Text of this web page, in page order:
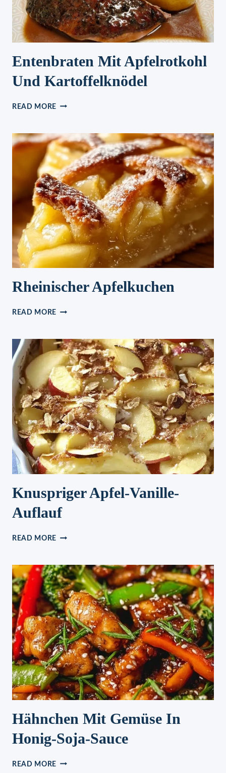
Entenbraten Mit Apfelrotkohl
Und Kartoffelknödel
READ MORE ENTENBRATEN
UND
KARTOFFELKNÖDEL
Rheinischer Apfelkuchen
READ MORE RHEINISCHER
Knuspriger Apfel-Vanille-
Auflauf
READ MORE KNUSPRIGER
AUFLAUF
Hähnchen Mit Gemüse In
Honig-Soja-Sauce
READ MORE HÄHNCHEN